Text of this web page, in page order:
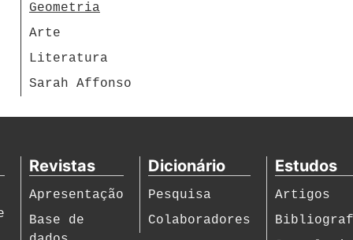
Geometria
Arte
Literatura
Sarah Affonso
Revistas
Apresentação
Base de
Dicionário
Pesquisa
Colaboradores
Estudos
Artigos